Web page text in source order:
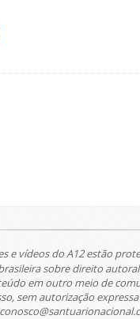
e vídeos do A12 estão
sobre direito
em outro meio de
sem autorização